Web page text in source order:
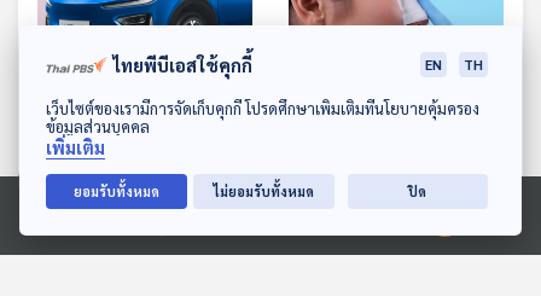
ดาวน์โหลด Thai PBS Podcast Application
Ⓒ 2020 องค์การกระจายเสียงและแพร่ภาพสาธารณะแห่งประเทศไทย
01:00:14
คืบหน้าแก้ปัญหารถยนต์
NETA ในไทย และความเห็น
ผู้ใช้รถหลังบริษัทแม่ที่จีนส่ง
สัญญาณฟื้นตัว / เครื่องไล่
หนูและแมลงด้วยคลื่นเสียง
ภูมิคุ้มกัน
01:00:14
ไปร้องเรียน สบส. สคบ.
กลับถูกคลินิกฟ้องหมิ่น
ประมาท / ไม่ใส่รองเท้าบน
พื้นปูกระเบื้องหรือหินอ่อน
ภูมิคุ้มกัน
ไทยพีบีเอสใช้คุกกี้ EN TH
เว็บไซต์ของเรามีการจัดเก็บคุกกี้ โปรดศึกษาเพิ่มเติมที่นโยบายคุ้มครอง
ข้อมูลส่วนบุคคล
เพิ่มเติม
ยอมรับทั้งหมด ไม่ยอมรับทั้งหมด ปิด